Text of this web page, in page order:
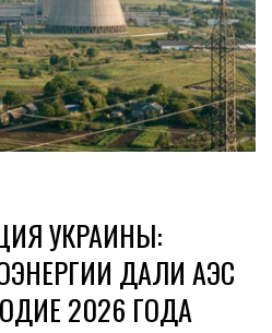
УКРАИНЫ:
ДАЛИ АЭС
2026 ГОДА